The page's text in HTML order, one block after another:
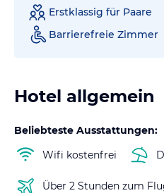
Erstklassig für Paare
Barrierefreie Zimmer
Hotel allgemein
Beliebteste Ausstattungen:
Wifi kostenfrei
Über 2 Stunden zum